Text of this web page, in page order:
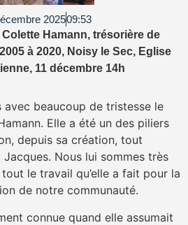
202509:53
Hamann, trésorière de
à 2020, Noisy le Sec, Eglise
11 décembre 14h
avec beaucoup de tristesse le
Elle a été un des piliers
depuis sa création, tout
Nous lui sommes très
le travail qu’elle a fait pour la
de notre communauté.
connue quand elle assumait